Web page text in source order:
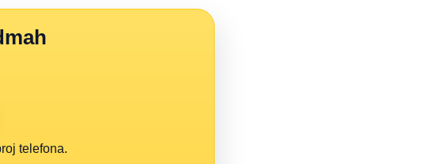
telefona.